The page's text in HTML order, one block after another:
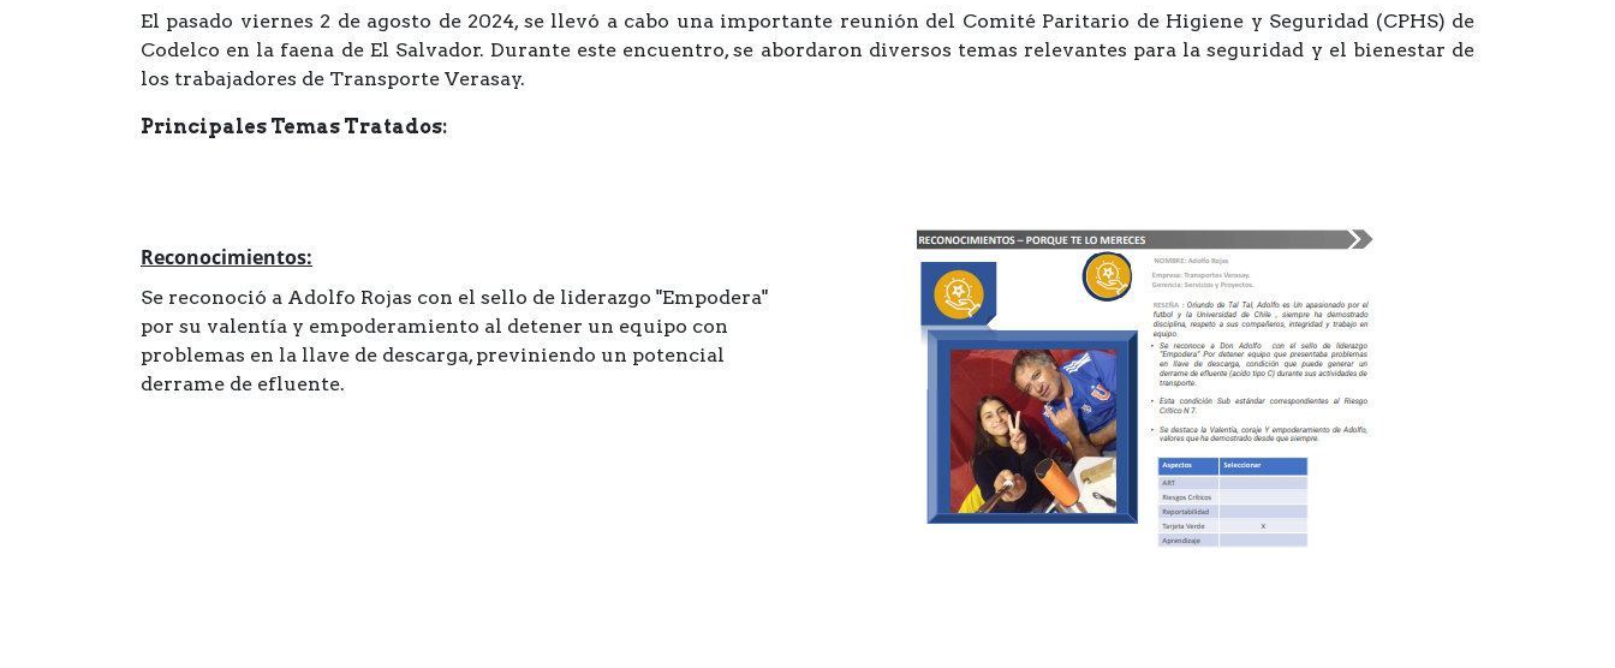
El pasado viernes 2 de agosto de 2024, se llevó a cabo una importante reunión del Comité Paritario de Higiene y Seguridad (CPHS) de
Codelco en la faena de El Salvador. Durante este encuentro, se abordaron diversos temas relevantes para la seguridad y el bienestar de
los trabajadores de Transporte Verasay.
Principales Temas Tratados:
Reconocimientos:
Se reconoció a Adolfo Rojas con el sello de liderazgo "Empodera"
por su valentía y empoderamiento al detener un equipo con
problemas en la llave de descarga, previniendo un potencial
derrame de efluente.